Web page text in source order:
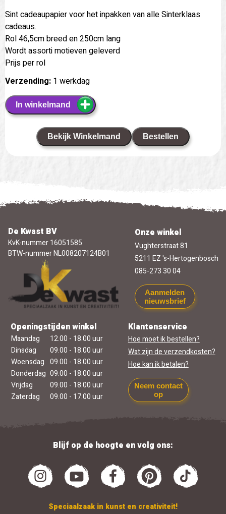
Sint cadeaupapier voor het inpakken van alle Sinterklaas
cadeaus.
Rol 46,5cm breed en 250cm lang
Wordt assorti motieven geleverd
Prijs per rol
Verzending: 1 werkdag
In winkelmand
Bekijk Winkelmand Bestellen
De Kwast BV
KvK-nummer 16051585
BTW-nummer NL008207124B01
Onze winkel
Vughterstraat 81
5211 EZ 's-Hertogenbosch
085-273 30 04
Aanmelden
nieuwsbrief
Openingstijden winkel
Maandag
12.00 - 18.00 uur
Dinsdag
09.00 - 18.00 uur
Woensdag 09.00 - 18.00 uur
Donderdag 09.00 - 18.00 uur
Vrijdag
09.00 - 18.00 uur
Zaterdag
09.00 - 17.00 uur
Klantenservice
Hoe moet ik bestellen?
Wat zijn de verzendkosten?
Hoe kan ik betalen?
Neem contact
op
Blijf op de hoogte en volg ons:
Speciaalzaak in kunst en creativiteit!